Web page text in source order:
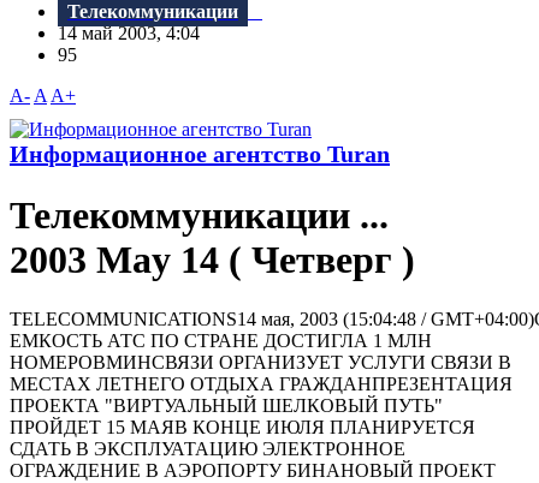
Телекоммуникации
14 май 2003, 4:04
95
A- A A+
Информационное агентство Turan
Телекоммуникации ...
2003 May 14 ( Четверг )
TELECOMMUNICATIONS14 мая, 2003 (15:04:48 /
ЕМКОСТЬ АТС ПО СТРАНЕ ДОСТИГЛА 1 МЛН
НОМЕРОВМИНСВЯЗИ ОРГАНИЗУЕТ УСЛУГИ СВЯЗИ В
МЕСТАХ ЛЕТНЕГО ОТДЫХА ГРАЖДАНПРЕЗЕНТАЦИЯ
ПРОЕКТА "ВИРТУАЛЬНЫЙ ШЕЛКОВЫЙ ПУТЬ"
ПРОЙДЕТ 15 МАЯВ КОНЦЕ ИЮЛЯ ПЛАНИРУЕТСЯ
СДАТЬ В ЭКСПЛУАТАЦИЮ ЭЛЕКТРОННОЕ
ОГРАЖДЕНИЕ В АЭРОПОРТУ БИНАНОВЫЙ ПРОЕКТ